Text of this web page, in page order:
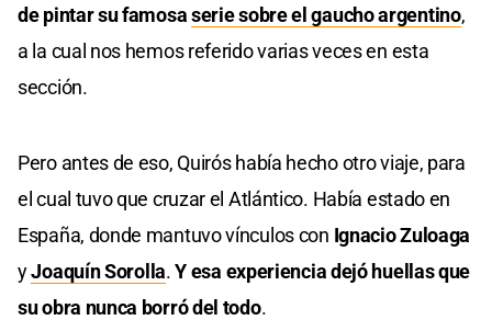
de pintar su famosaserie sobre el gaucho argentino,
a la cual nos hemos referido varias veces en esta
sección.
Pero antes de eso, Quirós había hecho otro viaje, para
el cual tuvo que cruzar el Atlántico. Había estado en
España, donde mantuvo vínculos con Ignacio Zuloaga
yJoaquín Sorolla.Y esa experiencia dejó huellas que
su obra nunca borró del todo.